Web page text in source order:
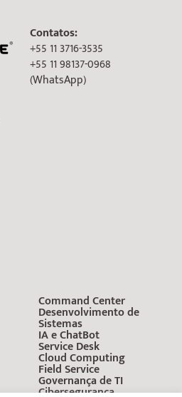
Contatos:
+55 11 3716-3535
+55 11 98137-0968
(WhatsApp)
Command Center
Desenvolvimento de
Sistemas
IA e ChatBot
Service Desk
Cloud Computing
Field Service
Governança de TI
Cibersegurança